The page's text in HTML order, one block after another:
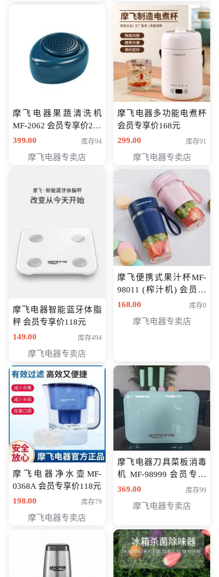
摩飞电器果蔬清洗机
MF-2062 会员专享价268
元
399.00 库存94
摩飞电器专卖店
摩飞电器多功能电煮杯
会员专享价168元
299.00
库存91
摩飞电器专卖店
摩飞电器智能蓝牙体脂
秤 会员专享价118元
149.00
库存494
摩飞电器专卖店
摩飞便携式果汁杯MF-
98011 (榨汁机) 会员专
享价138元
168.00 库存0
摩飞电器专卖店
摩飞电器净水壶MF-
0368A 会员专享价118元
198.00
库存79
摩飞电器专卖店
摩飞电器刀具菜板消毒
机 MF-98999 会员专享
价286元
369.00 库存99
摩飞电器专卖店